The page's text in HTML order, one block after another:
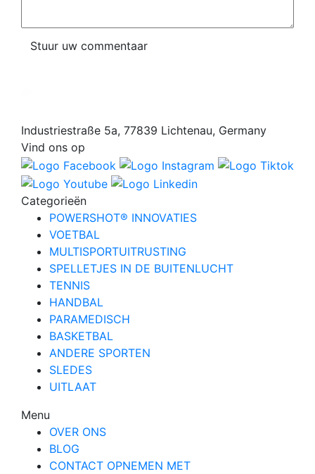
Stuur uw commentaar
Industriestraße 5a, 77839 Lichtenau, Germany
Vind ons op
Categorieën
POWERSHOT® INNOVATIES
VOETBAL
MULTISPORTUITRUSTING
SPELLETJES IN DE BUITENLUCHT
TENNIS
HANDBAL
PARAMEDISCH
BASKETBAL
ANDERE SPORTEN
SLEDES
UITLAAT
Menu
OVER ONS
BLOG
CONTACT OPNEMEN MET